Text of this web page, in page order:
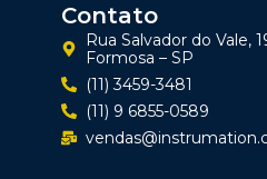
Contato
Rua Salvador do Vale,
Formosa – SP
(11) 3459-3481
(11) 9 6855-0589